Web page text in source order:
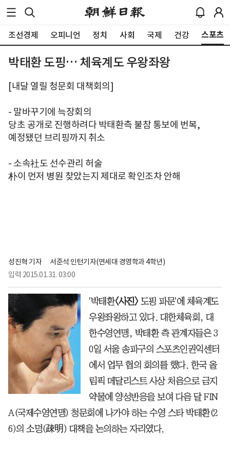
조선경제 오피니언 정치 사회 국제 건강 스포츠
박태환 도핑… 체육계도 우왕좌왕
[내달 열릴 청문회 대책회의]
- 말바꾸기에 늑장회의
당초 공개로 진행하려다 박태환측 불참 통보에 번복,
예정됐던 브리핑까지 취소
- 소속社도 선수관리 허술
朴이 먼저 병원 찾았는지 제대로 확인조차 안해
성진혁 기자
서준석 인턴기자(연세대 경영학과 4학년)
입력 2015.01.31. 03:00
'박태환〈사진〉 도핑 파문'에 체육계도
우왕좌왕하고 있다. 대한체육회, 대
한수영연맹, 박태환 측 관계자들은 3
0일 서울 송파구의 스포츠인권익센터
에서 업무 협의 회의를 했다. 한국 올
림픽 메달리스트 사상 처음으로 금지
약물에 양성반응을 보여 다음 달 FIN
A(국제수영연맹) 청문회에 나가야 하는 수영 스타 박태환(2
6)의 소명(疎明) 대책을 논의하는 자리였다.